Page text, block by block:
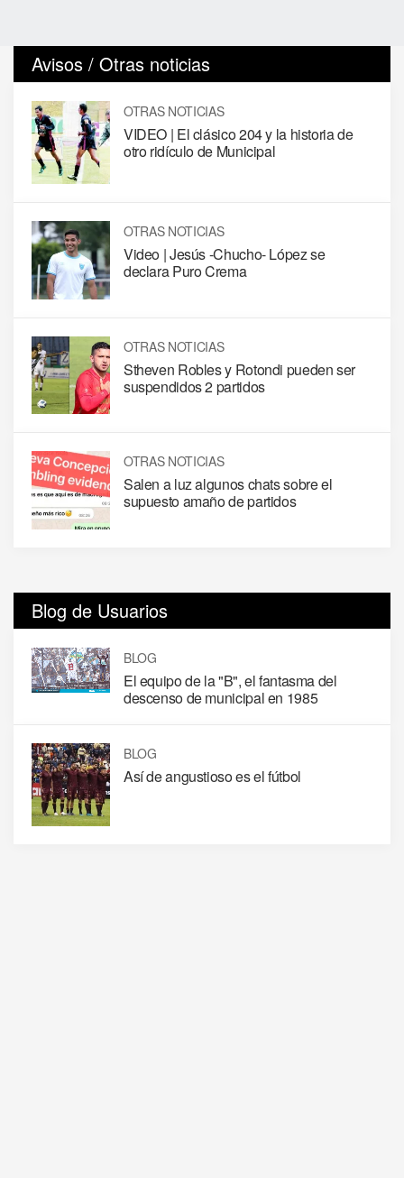
Avisos / Otras noticias
OTRAS NOTICIAS
VIDEO | El clásico 204 y la historia de
otro ridículo de Municipal
OTRAS NOTICIAS
Video | Jesús -Chucho- López se
declara Puro Crema
OTRAS NOTICIAS
Stheven Robles y Rotondi pueden ser
suspendidos 2 partidos
OTRAS NOTICIAS
Salen a luz algunos chats sobre el
supuesto amaño de partidos
Blog de Usuarios
BLOG
El equipo de la "B", el fantasma del
descenso de municipal en 1985
BLOG
Así de angustioso es el fútbol